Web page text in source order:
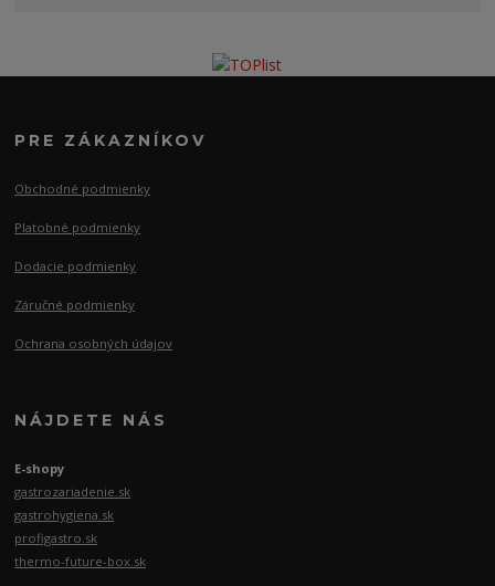
PRE ZÁKAZNÍKOV
Obchodné podmienky
Platobné podmienky
Dodacie podmienky
Záručné podmienky
Ochrana osobných údajov
NÁJDETE NÁS
E-shopy
gastrozariadenie.sk
gastrohygiena.sk
profigastro.sk
thermo-future-box.sk